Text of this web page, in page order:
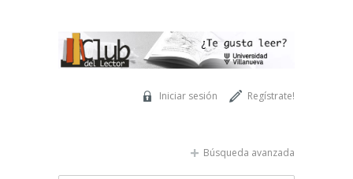
Regístrate!
Iniciar sesión
Búsqueda avanzada